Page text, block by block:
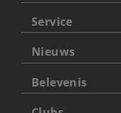
Service
Nieuws
Belevenis